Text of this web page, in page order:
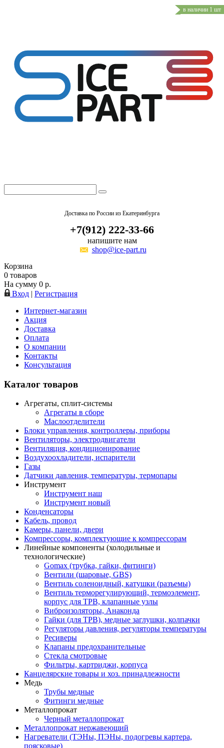
Доставка по России из Екатеринбурга
+7(912) 222-33-66
напишите нам
shop@ice-part.ru
Корзина
0 товаров
На сумму 0 р.
Вход | Регистрация
Интернет-магазин
Акция
Доставка
Оплата
О компании
Контакты
Консультация
Каталог товаров
Агрегаты, сплит-системы
Агрегаты в сборе
Маслоотделители
Блоки управления, контроллеры, приборы
Вентиляторы, электродвигатели
Вентиляция, кондиционирование
Воздухоохладители, испарители
Газы
Датчики давления, температуры, термопары
Инструмент
Инструмент наш
Инструмент новый
Конденсаторы
Кабель, провод
Камеры, панели, двери
Компрессоры, комплектующие к компрессорам
Линейные компоненты (холодильные и
технологические)
Gomax (трубка, гайки, фитинги)
Вентили (шаровые, GBS)
Вентиль соленоидный, катушки (разъемы)
Вентиль терморегулирующий, термоэлемент,
корпус для ТРВ, клапанные узлы
Виброизоляторы, Анаконда
Гайки (для ТРВ), медные заглушки, колпачки
Регуляторы давления, регуляторы температуры
Ресиверы
Клапаны предохранительные
Стекла смотровые
Фильтры, картриджи, корпуса
Канцелярские товары и хоз. принадлежности
Медь
Трубы медные
Фитинги медные
Металлопрокат
Черный металлопрокат
Металлопрокат нержавеющий
Нагреватели (ТЭНы, ПЭНы, подогревы картера,
поясковые)
в наличии 1 шт